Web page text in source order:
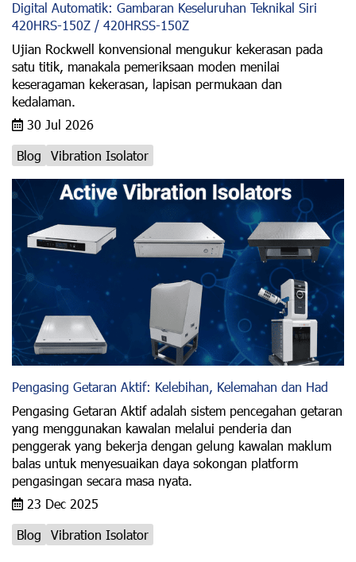
Digital Automatik: Gambaran Keseluruhan Teknikal Siri
420HRS-150Z / 420HRSS-150Z
Ujian Rockwell konvensional mengukur kekerasan pada
satu titik, manakala pemeriksaan moden menilai
keseragaman kekerasan, lapisan permukaan dan
kedalaman.
30 Jul 2026
Blog
Vibration Isolator
Pengasing Getaran Aktif: Kelebihan, Kelemahan dan Had
Pengasing Getaran Aktif adalah sistem pencegahan getaran
yang menggunakan kawalan melalui penderia dan
penggerak yang bekerja dengan gelung kawalan maklum
balas untuk menyesuaikan daya sokongan platform
pengasingan secara masa nyata.
23 Dec 2025
Blog
Vibration Isolator